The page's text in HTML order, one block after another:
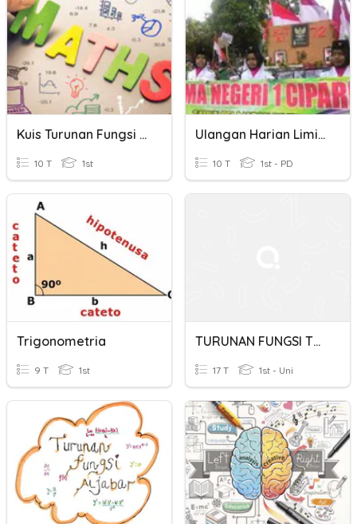
Kuis Turunan Fungsi Aljabar
10 T 1st
Ulangan Harian Limit Fungsi Trigonometri
10 T 1st - PD
Trigonometria
9 T 1st
TURUNAN FUNGSI TRIGONOMETRI
17 T 1st - Uni